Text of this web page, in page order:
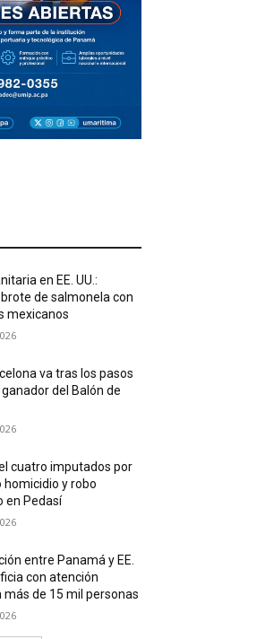
en EE. UU.:
de salmonela con
mexicanos
va tras los pasos
del Balón de
cuatro imputados por
homicidio y robo
en Pedasí
entre Panamá y EE.
con atención
más de 15 mil personas